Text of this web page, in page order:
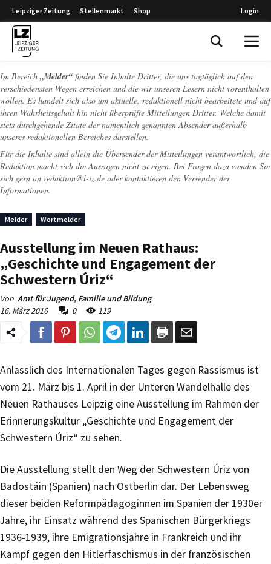
Leipziger Zeitung Stellenmarkt Shop Login
Im Bereich „Melder“ finden Sie Inhalte Dritter, die uns tagtäglich auf den
verschiedensten Wegen erreichen und die wir unseren Lesern nicht vorenthalten
wollen. Es handelt sich also um aktuelle, redaktionell nicht bearbeitete und auf
ihren Wahrheitsgehalt hin nicht überprüfte Mitteilungen Dritter. Welche damit
stets durchgehende Zitate der namentlich genannten Absender außerhalb
unseres redaktionellen Bereiches darstellen.
Für die Inhalte sind allein die Übersender der Mitteilungen verantwortlich, die
Redaktion macht sich die Aussagen nicht zu eigen. Bei Fragen dazu wenden Sie
sich gern an redaktion@l-iz.de oder kontaktieren den Versender der
Informationen.
Melder Wortmelder
Ausstellung im Neuen Rathaus:
„Geschichte und Engagement der
Schwestern Úriz“
Von Amt für Jugend, Familie und Bildung
16. März 2016
0 119
Anlässlich des Internationalen Tages gegen Rassismus ist
vom 21. März bis 1. April in der Unteren Wandelhalle des
Neuen Rathauses Leipzig eine Ausstellung im Rahmen der
Erinnerungskultur „Geschichte und Engagement der
Schwestern Úriz“ zu sehen.
Die Ausstellung stellt den Weg der Schwestern Úriz von
Badostáin (Spanien) nach Ostberlin dar. Der Lebensweg
dieser beiden Reformpädagoginnen im Spanien der 1930er
Jahre, ihr Einsatz während des Spanischen Bürgerkriegs
1936-1939, ihre Emigrationsjahre in Frankreich und ihr
Kampf gegen den Hitlerfaschismus in der französischen